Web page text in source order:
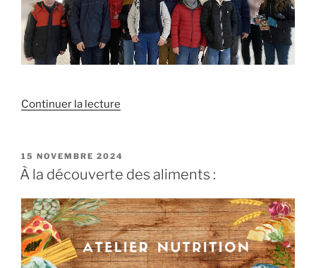
Continuer la lecture
aux
Baux-
Provence
: »
PUBLIÉ
LE
15 NOVEMBRE 2024
À la découverte des aliments :